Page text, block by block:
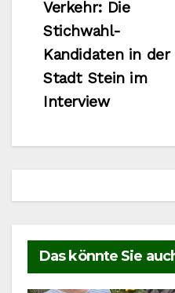
Verkehr: Die
Stichwahl-
Kandidaten in der
Stadt Stein im
Interview
Das könnte Sie